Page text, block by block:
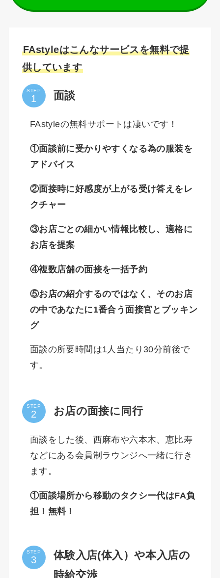
FAstyleはこんなサービスを無料で提
供しています
STEP 面談
FAstyleの無料サポートは凄いです！
①面談前に受かりやすくなる為の服装を
アドバイス
②面接時に好感度が上がる受け答えをレ
クチャー
③お店ごとの細かい情報比較し、適格に
お店を提案
④複数店舗の面接を一括予約
⑤お店の紹介するのではなく、そのお店
の中であなたに1番合う面接官とブッキン
グ
面談の所要時間は1人当たり30分前後で
す。
STEP お店の面接に同行
面談をした後、西麻布や六本木、恵比寿
などにある会員制ラウンジへ一緒に行き
ます。
①面談場所から移動のタクシー代はFA負
担！無料！
STEP
体験入店(体入）や本入店の
時給交渉